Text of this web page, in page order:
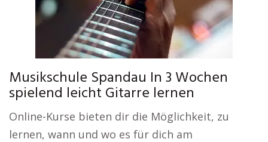
Musikschule Spandau In 3 Wochen
spielend leicht Gitarre lernen
Online-Kurse bieten dir die Möglichkeit, zu
lernen, wann und wo es für dich am